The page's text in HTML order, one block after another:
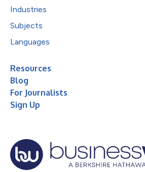
Industries
Subjects
Languages
Resources
Blog
For Journalists
Sign Up